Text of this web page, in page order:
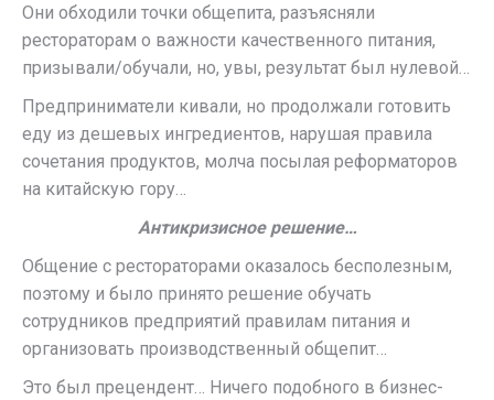
Они обходили точки общепита, разъясняли
рестораторам о важности качественного питания,
призывали/обучали, но, увы, результат был нулевой…
Предприниматели кивали, но продолжали готовить
еду из дешевых ингредиентов, нарушая правила
сочетания продуктов, молча посылая реформаторов
на китайскую гору…
Антикризисное решение…
Общение с рестораторами оказалось бесполезным,
поэтому и было принято решение обучать
сотрудников предприятий правилам питания и
организовать производственный общепит…
Это был прецендент… Ничего подобного в бизнес-